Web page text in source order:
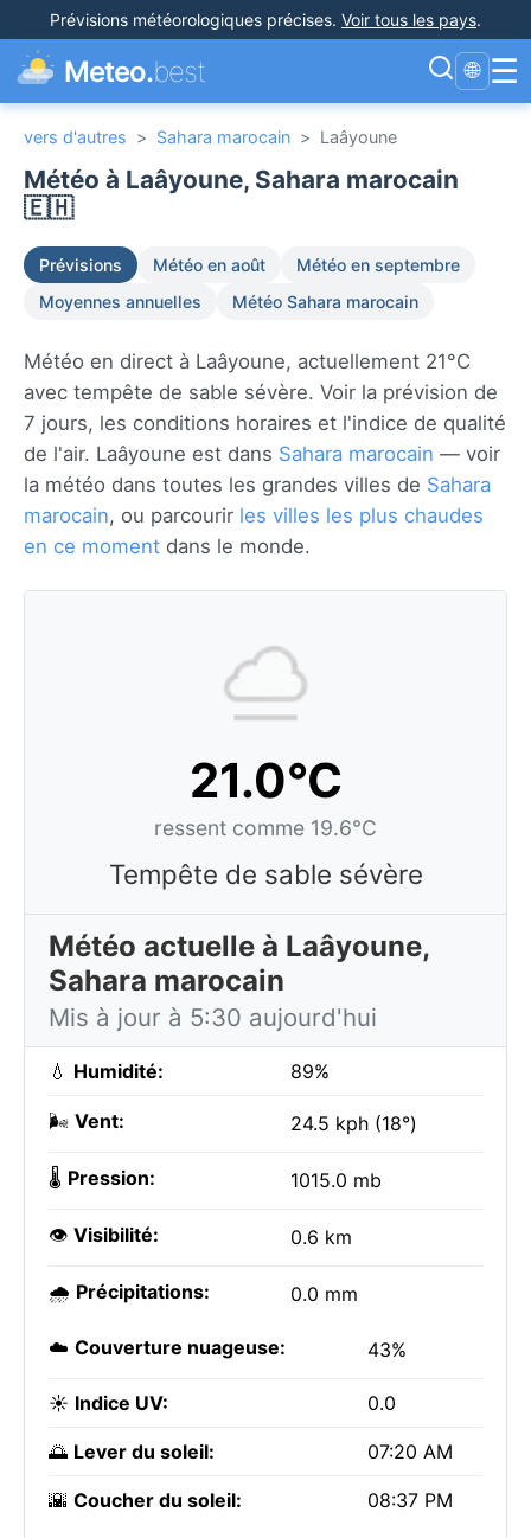
Prévisions météorologiques précises. Voir tous les pays.
Meteo.best 🌐 ☰
vers d'autres > Sahara marocain > Laâyoune
Météo à Laâyoune, Sahara marocain
🇪🇭
Prévisions Météo en août
Météo en septembre
Moyennes annuelles
Météo Sahara marocain
Météo en direct à Laâyoune, actuellement 21°C
avec tempête de sable sévère. Voir la prévision de
7 jours, les conditions horaires et l'indice de qualité
de l'air. Laâyoune est dans Sahara marocain — voir
la météo dans toutes les grandes villes de Sahara
marocain, ou parcourir les villes les plus chaudes
en ce moment dans le monde.
21.0°C
ressent comme 19.6°C
Tempête de sable sévère
Météo actuelle à Laâyoune,
Sahara marocain
Mis à jour à 5:30 aujourd'hui
💧 Humidité: 89%
🌬️ Vent: 24.5 kph (18°)
🌡️ Pression: 1015.0 mb
👁️ Visibilité: 0.6 km
🌧️ Précipitations: 0.0 mm
☁️ Couverture nuageuse: 43%
☀️ Indice UV: 0.0
🌅 Lever du soleil: 07:20 AM
🌇 Coucher du soleil: 08:37 PM